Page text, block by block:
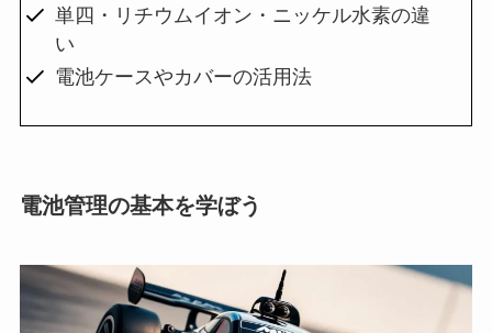
単四・リチウムイオン・ニッケル水素の違
い
電池ケースやカバーの活用法
電池管理の基本を学ぼう